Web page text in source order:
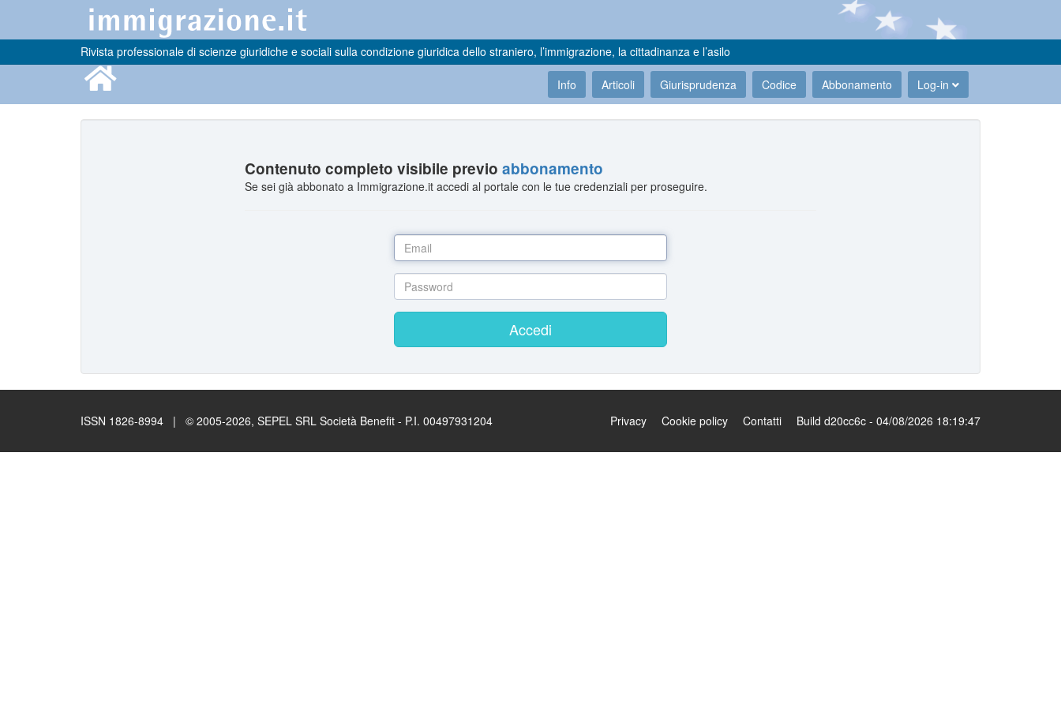
Rivista professionale di scienze giuridiche e sociali sulla condizione giuridica dello straniero, l’immigrazione, la cittadinanza e l’asilo
Info Articoli Giurisprudenza Codice Abbonamento Log-in
Contenuto completo visibile previoabbonamento
Se sei già abbonato a Immigrazione.it accedi al portale con le tue credenziali per proseguire.
Accedi
ISSN 1826-8994 | © 2005-2026, SEPEL SRL Società Benefit - P.I. 00497931204 Privacy Cookie policy Contatti Build d20cc6c - 04/08/2026 18:19:47